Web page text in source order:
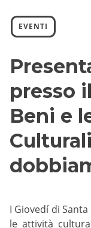
EVENTI
presso
Beni e
I Giovedí di
le attività